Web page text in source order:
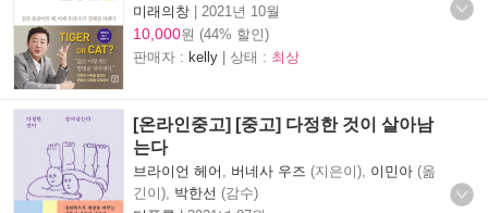
미래의창 | 2021년 10월
10,000원 (44% 할인)
판매자 : kelly | 상태 : 최상
[온라인중고] [중고] 다정한 것이 살아남
는다
브라이언 헤어 버네사 우즈 (지은이), 이민아 (옮
긴이), 박한선 (감수)